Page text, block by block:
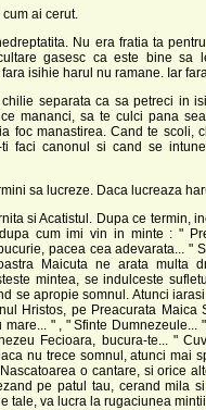
ai cerut.
Nu era fratia ta
gasesc ca este bine sa
isihie harul nu ramane. Iar
separata ca sa petreci in
mananci, sa te culci pana
foc manastirea. Cand te scoli,
faci canonul si cand se
sa lucreze. Daca lucreaza
si Acatistul. Dupa ce termin,
cum imi vin in minte : "
pacea cea adevarata... "
Maicuta ne arata multa
mintea, se indulceste
se apropie somnul. Atunci
Hristos, pe Preacurata Maica
" , " Sfinte Dumnezeule...
Fecioara, bucura-te... "
nu trece somnul, atunci mai
o cantare, si orice
pe patul tau, cerand mila
tale, va lucra la rugaciunea